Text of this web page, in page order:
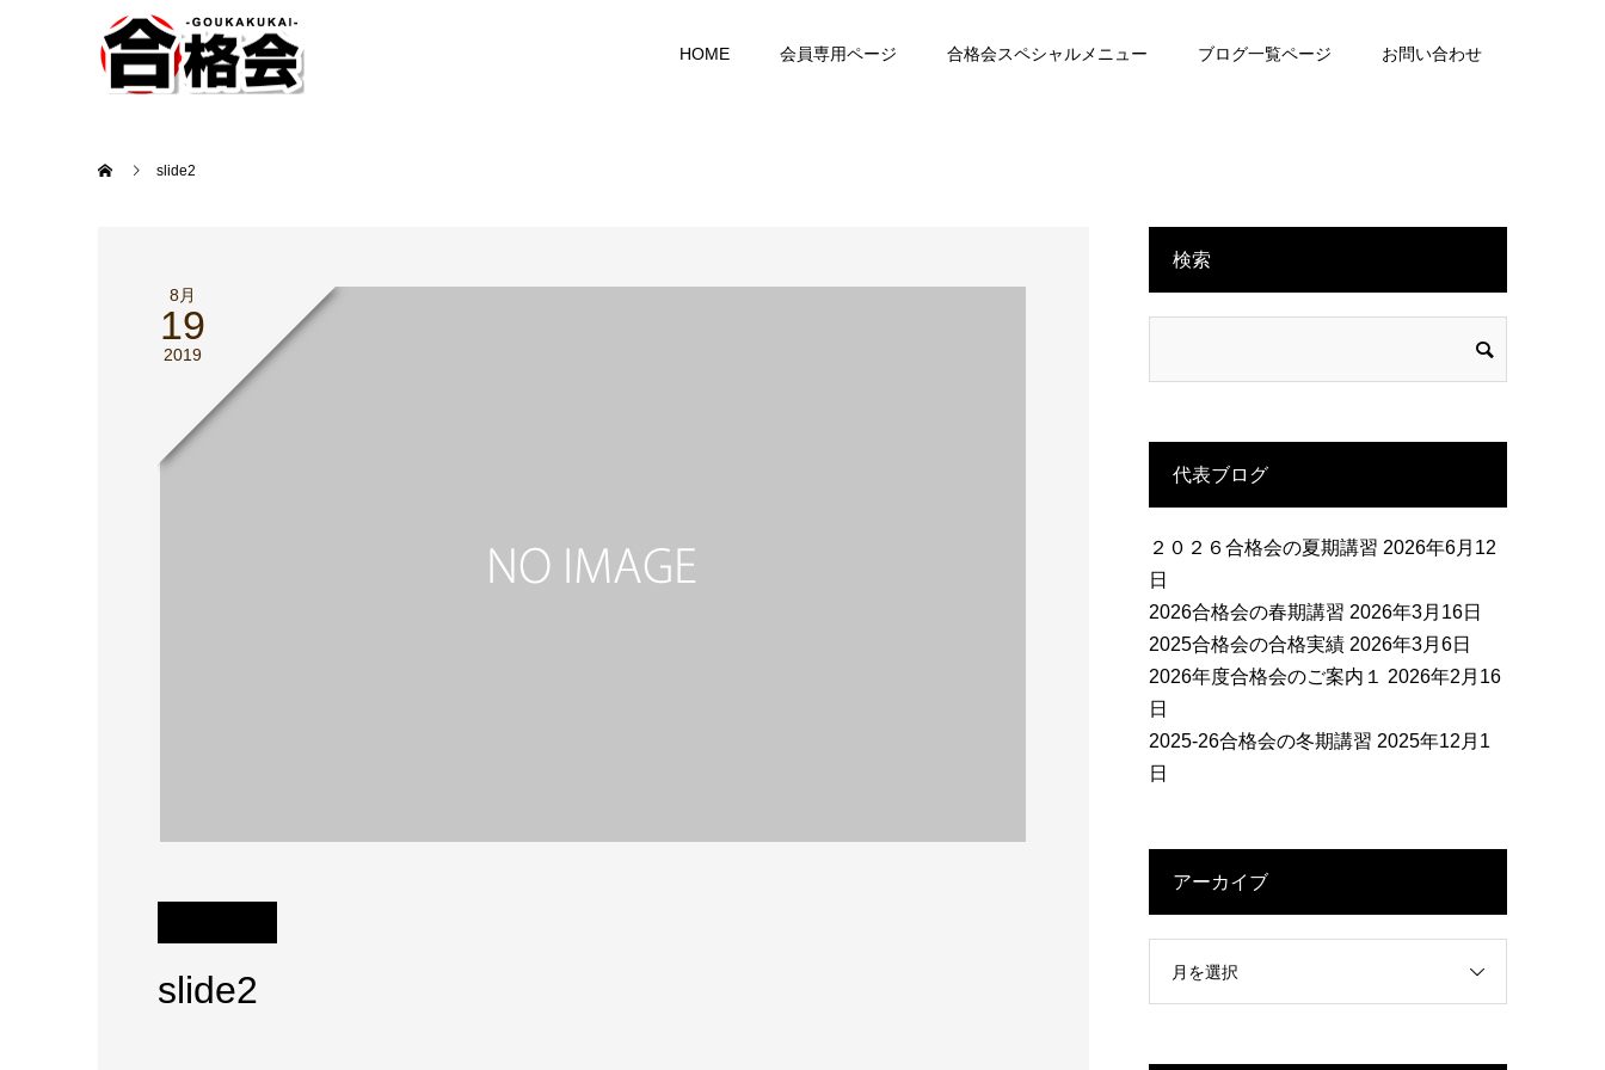
HOME 会員専用ページ 合格会スペシャルメニュー ブログ一覧ページ お問い合わせ
slide2
8月
19
2019
slide2
検索
代表ブログ
２０２６合格会の夏期講習 2026年6月12
日
2026合格会の春期講習 2026年3月16日
2025合格会の合格実績 2026年3月6日
2026年度合格会のご案内１
2026年2月16
日
2025-26合格会の冬期講習 2025年12月1
日
アーカイブ
月を選択